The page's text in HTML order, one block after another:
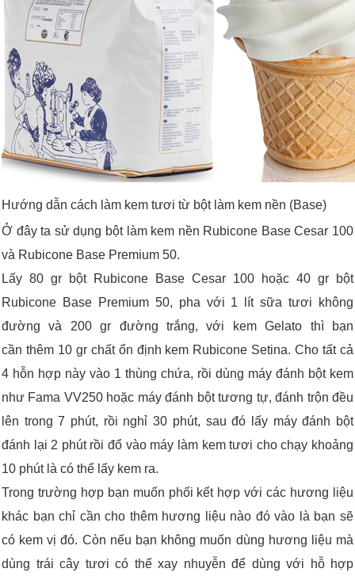
Hướng dẫn cách làm kem tươi từ bột làm kem nền (Base)
Ở đây ta sử dụng bột làm kem nền Rubicone Base Cesar 100
và Rubicone Base Premium 50.
Lấy 80 gr bột Rubicone Base Cesar 100 hoặc 40 gr bột
Rubicone Base Premium 50, pha với 1 lít sữa tươi không
đường và 200 gr đường trắng, với kem Gelato thì bạn
cần thêm 10 gr chất ổn định kem Rubicone Setina. Cho tất cả
4 hỗn hợp này vào 1 thùng chứa, rồi dùng máy đánh bột kem
như Fama VV250 hoặc máy đánh bột tương tự, đánh trộn đều
lên trong 7 phút, rồi nghỉ 30 phút, sau đó lấy máy đánh bột
đánh lại 2 phút rồi đổ vào máy làm kem tươi cho chạy khoảng
10 phút là có thể lấy kem ra.
Trong trường hợp bạn muốn phối kết hợp với các hương liệu
khác bạn chỉ cần cho thêm hương liệu nào đó vào là bạn sẽ
có kem vị đó. Còn nếu bạn không muốn dùng hương liệu mà
dùng trái cây tươi có thể xay nhuyễn để dùng với hỗ hợp